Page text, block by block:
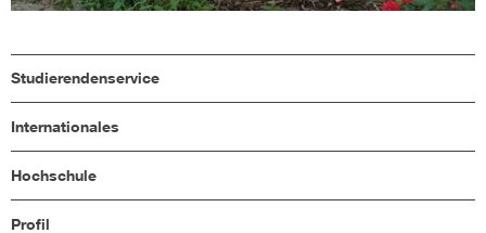
Studierendenservice
Internationales
Hochschule
Profil